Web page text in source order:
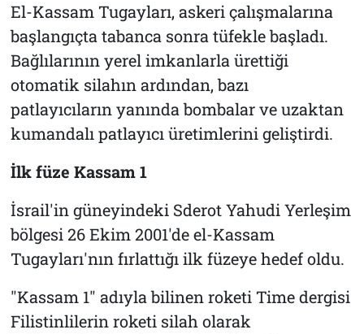
El-Kassam Tugayları, askeri çalışmalarına
başlangıçta tabanca sonra tüfekle başladı.
Bağlılarının yerel imkanlarla ürettiği
otomatik silahın ardından, bazı
patlayıcıların yanında bombalar ve uzaktan
kumandalı patlayıcı üretimlerini geliştirdi.
İlk füze Kassam 1
İsrail'in güneyindeki Sderot Yahudi Yerleşim
bölgesi 26 Ekim 2001'de el-Kassam
Tugayları'nın fırlattığı ilk füzeye hedef oldu.
"Kassam 1" adıyla bilinen roketi Time dergisi
Filistinlilerin roketi silah olarak